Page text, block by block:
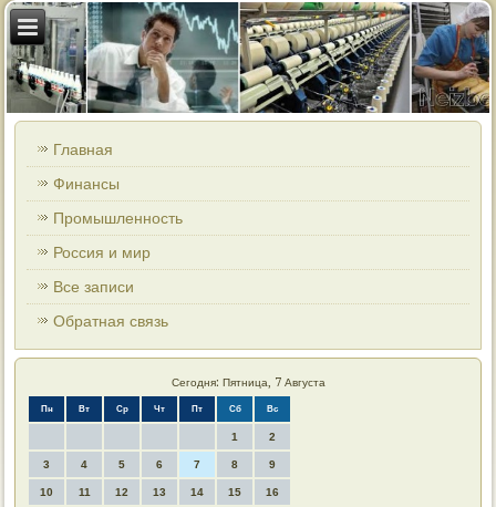
Главная
Финансы
Промышленность
Россия и мир
Все записи
Обратная связь
Сегодня: Пятница, 7 Августа
Пн Вт Ср Чт Пт Сб Вс
1 2
3 4 5 6 7 8 9
10 11 12 13 14 15 16